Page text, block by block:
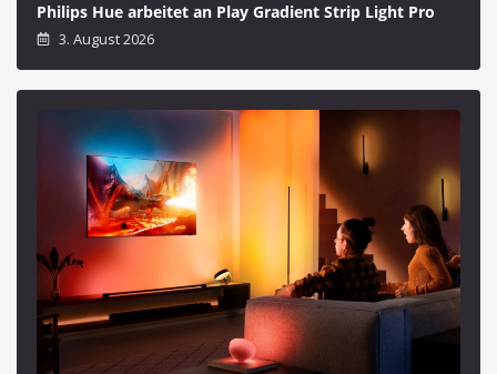
Philips Hue arbeitet an Play Gradient Strip Light Pro
3. August 2026